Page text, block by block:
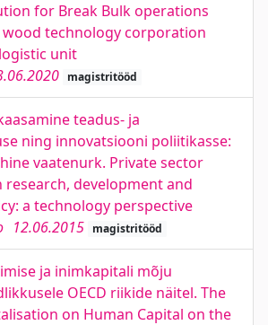
for Break Bulk operations
technology corporation
unit
magistritööd
teadus- ja
ning innovatsiooni poliitikasse:
vaatenurk. Private sector
development and
a technology perspective
12.06.2015 magistritööd
ja inimkapitali mõju
OECD riikide näitel. The
on Human Capital on the